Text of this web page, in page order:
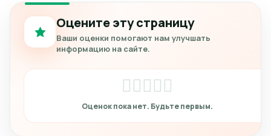
Оцените эту страницу
Ваши оценки помогают нам улучшать
информацию на сайте.